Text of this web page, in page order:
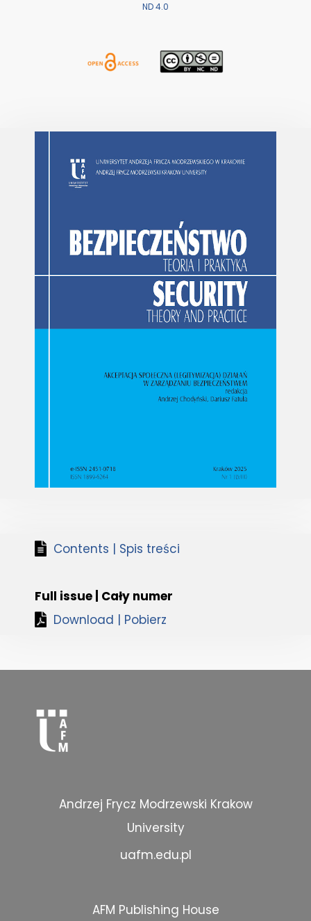
ND 4.0
Contents | Spis treści
Full issue | Cały numer
Download | Pobierz
Andrzej Frycz Modrzewski Krakow
University
uafm.edu.pl
AFM Publishing House